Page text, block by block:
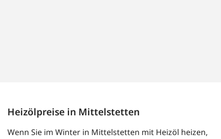
Heizölpreise in Mittelstetten
Wenn Sie im Winter in Mittelstetten mit Heizöl heizen,